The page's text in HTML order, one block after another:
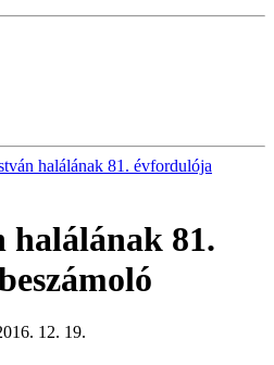
halálának 81. évfordulója
halálának 81.
12. 19.